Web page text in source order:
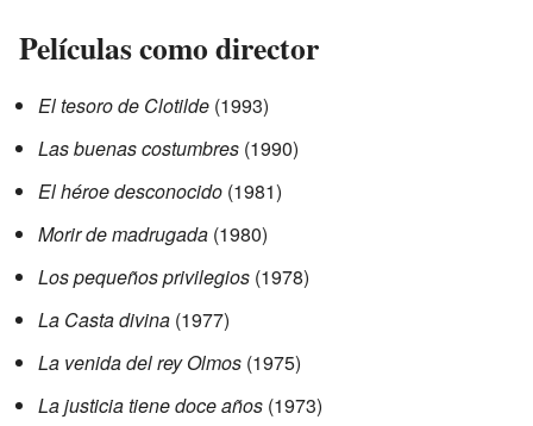
Películas como director
El tesoro de Clotilde (1993)
Las buenas costumbres (1990)
El héroe desconocido (1981)
Morir de madrugada (1980)
Los pequeños privilegios (1978)
La Casta divina (1977)
La venida del rey Olmos (1975)
La justicia tiene doce años (1973)